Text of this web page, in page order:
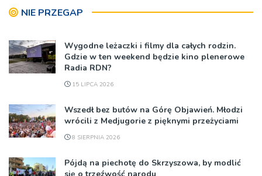
NIE PRZEGAP
Wygodne leżaczki i filmy dla całych rodzin.
Gdzie w ten weekend będzie kino plenerowe
Radia RDN?
15 LIPCA 2026
Wszedł bez butów na Górę Objawień. Młodzi
wrócili z Medjugorie z pięknymi przeżyciami
8 SIERPNIA 2026
Pójdą na piechotę do Skrzyszowa, by modlić